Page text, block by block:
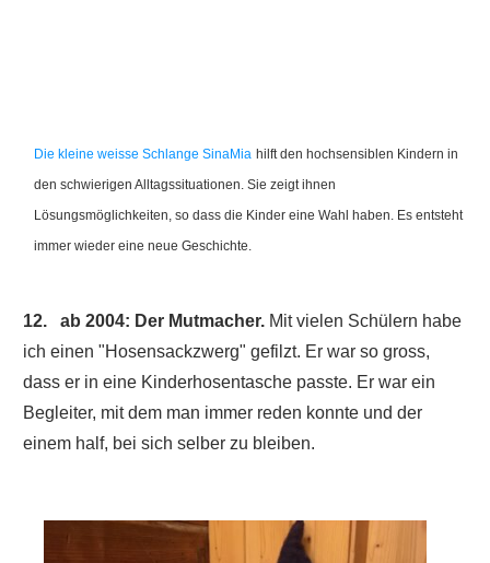
Die kleine weisse Schlange SinaMia hilft den hochsensiblen Kindern in
den schwierigen Alltagssituationen. Sie zeigt ihnen
Lösungsmöglichkeiten, so dass die Kinder eine Wahl haben. Es entsteht
immer wieder eine neue Geschichte.
12. ab 2004: Der Mutmacher. Mit vielen Schülern habe
ich einen "Hosensackzwerg" gefilzt. Er war so gross,
dass er in eine Kinderhosentasche passte. Er war ein
Begleiter, mit dem man immer reden konnte und der
einem half, bei sich selber zu bleiben.